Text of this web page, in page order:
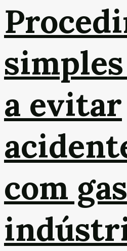
a evitar
com